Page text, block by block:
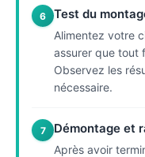
6 Test du
Alimentez votre
assurer que tout
Observez les
nécessaire.
7 Démontage et
Après avoir